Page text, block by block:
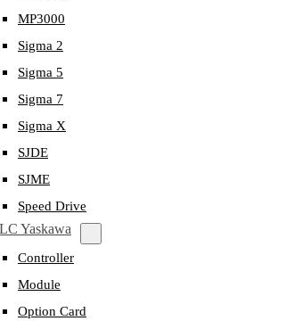
MP3000
Sigma 2
Sigma 5
Sigma 7
Sigma X
SJDE
SJME
Speed Drive
Yaskawa
Controller
Module
Option Card